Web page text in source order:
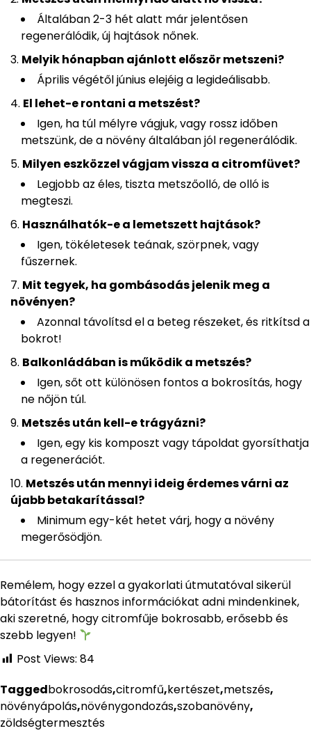
Általában 2-3 hét alatt már jelentősen
regenerálódik, új hajtások nőnek.
Melyik hónapban ajánlott először metszeni?
Április végétől június elejéig a legideálisabb.
El lehet-e rontani a metszést?
Igen, ha túl mélyre vágjuk, vagy rossz időben
metszünk, de a növény általában jól regenerálódik.
Milyen eszközzel vágjam vissza a citromfüvet?
Legjobb az éles, tiszta metszőolló, de olló is
megteszi.
Használhatók-e a lemetszett hajtások?
Igen, tökéletesek teának, szörpnek, vagy
fűszernek.
Mit tegyek, ha gombásodás jelenik meg a
növényen?
Azonnal távolítsd el a beteg részeket, és ritkítsd a
bokrot!
Balkonládában is működik a metszés?
Igen, sőt ott különösen fontos a bokrosítás, hogy
ne nőjön túl.
Metszés után kell-e trágyázni?
Igen, egy kis komposzt vagy tápoldat gyorsíthatja
a regenerációt.
Metszés után mennyi ideig érdemes várni az
újabb betakarítással?
Minimum egy-két hetet várj, hogy a növény
megerősödjön.
Remélem, hogy ezzel a gyakorlati útmutatóval sikerül
bátorítást és hasznos információkat adni mindenkinek,
aki szeretné, hogy citromfűje bokrosabb, erősebb és
szebb legyen!
Post Views: 84
Taggedbokrosodás,citromfű,kertészet,metszés,
növényápolás,növénygondozás,szobanövény,
zöldségtermesztés